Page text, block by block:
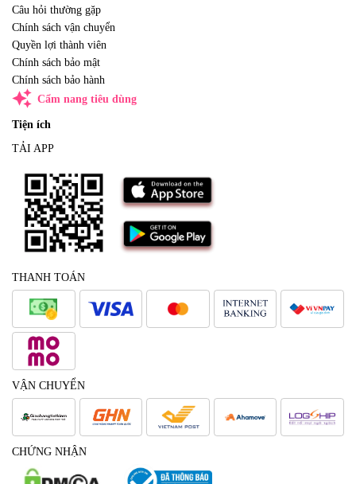
Câu hỏi thường gặp
Chính sách vận chuyển
Quyền lợi thành viên
Chính sách bảo mật
Chính sách bảo hành
auto_awesome Cẩm nang tiêu dùng
Tiện ích
TẢI APP
THANH TOÁN
VẬN CHUYỂN
CHỨNG NHẬN